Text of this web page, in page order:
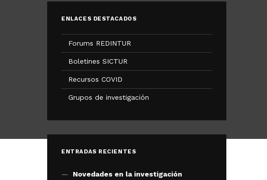
ENLACES DESTACADOS
Forums REDINTUR
Boletines SICTUR
Recursos COVID
Grupos de investigación
ENTRADAS RECIENTES
Novedades en la investigación